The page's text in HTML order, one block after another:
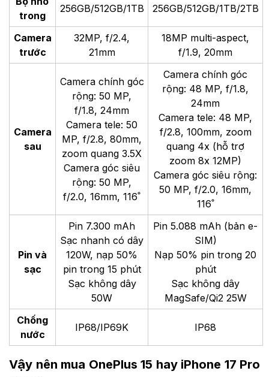
Hệ điều
hành
ColorOS 16
iOS 26
Qualcomm
Elite Gen 5 (3 nm)
Apple A19 Pro (3 nm)
12GB/16GB
12GB
Bộ nhớ
trong
256GB/512GB/1TB 256GB/512GB/1TB/2TB
32MP, f/2.4,
21mm
18MP multi-aspect,
f/1.9, 20mm
Camera
sau
rộng: 50 MP,
f/1.8, 24mm
Camera tele: 50
MP, f/2.8, 80mm,
zoom quang 3.5X
Camera góc siêu
rộng: 50 MP,
f/2.0, 16mm, 116˚
Camera chính góc
rộng: 48 MP, f/1.8,
24mm
Camera tele: 48 MP,
f/2.8, 100mm, zoom
quang 4x (hỗ trợ
zoom 8x 12MP)
Camera góc siêu rộng:
116˚
Sạc nhanh có dây
SIM)